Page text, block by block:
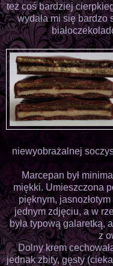
też coś bardziej
wydała mi się bardzo
niewyobrażalnej
Marcepan był
miękki. Umieszczona
pięknym,
jednym zdjęciu, a w
była typową galaretką,
z
Dolny krem
jednak zbity, gęsty